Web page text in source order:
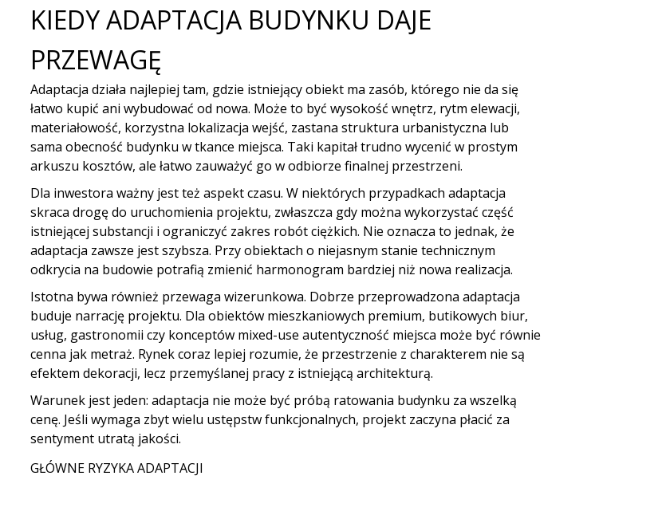
KIEDY ADAPTACJA BUDYNKU DAJE
PRZEWAGĘ
Adaptacja działa najlepiej tam, gdzie istniejący obiekt ma zasób, którego nie da się
łatwo kupić ani wybudować od nowa. Może to być wysokość wnętrz, rytm elewacji,
materiałowość, korzystna lokalizacja wejść, zastana struktura urbanistyczna lub
sama obecność budynku w tkance miejsca. Taki kapitał trudno wycenić w prostym
arkuszu kosztów, ale łatwo zauważyć go w odbiorze finalnej przestrzeni.
Dla inwestora ważny jest też aspekt czasu. W niektórych przypadkach adaptacja
skraca drogę do uruchomienia projektu, zwłaszcza gdy można wykorzystać część
istniejącej substancji i ograniczyć zakres robót ciężkich. Nie oznacza to jednak, że
adaptacja zawsze jest szybsza. Przy obiektach o niejasnym stanie technicznym
odkrycia na budowie potrafią zmienić harmonogram bardziej niż nowa realizacja.
Istotna bywa również przewaga wizerunkowa. Dobrze przeprowadzona adaptacja
buduje narrację projektu. Dla obiektów mieszkaniowych premium, butikowych biur,
usług, gastronomii czy konceptów mixed-use autentyczność miejsca może być równie
cenna jak metraż. Rynek coraz lepiej rozumie, że przestrzenie z charakterem nie są
efektem dekoracji, lecz przemyślanej pracy z istniejącą architekturą.
Warunek jest jeden: adaptacja nie może być próbą ratowania budynku za wszelką
cenę. Jeśli wymaga zbyt wielu ustępstw funkcjonalnych, projekt zaczyna płacić za
sentyment utratą jakości.
GŁÓWNE RYZYKA ADAPTACJI